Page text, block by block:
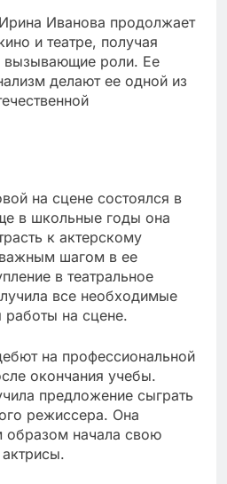
Иванова продолжает
и театре, получая
вызывающие роли. Ее
делают ее одной из
на сцене состоялся в
в школьные годы она
к актерскому
шагом в ее
в театральное
все необходимые
работы на сцене.
на профессиональной
окончания учебы.
предложение сыграть
режиссера. Она
образом начала свою